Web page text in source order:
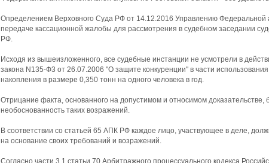
Определением Верховного Суда РФ от 14.12.2016 Управлению Федеральной
передаче кассационной жалобы для рассмотрения в судебном заседании
РФ.
Исходя из вышеизложенного, все судебные инстанции не усмотрели в
закона N135-Ф3 от 26.07.2006 "О защите конкуренции" в части
накопления в размере 0,350 тонн на одного человека в год.
Отрицание факта, основанного на допустимом и относимом
необоснованность таких возражений.
В соответствии со статьей 65 АПК РФ каждое лицо, участвующее в деле,
на основание своих требований и возражений.